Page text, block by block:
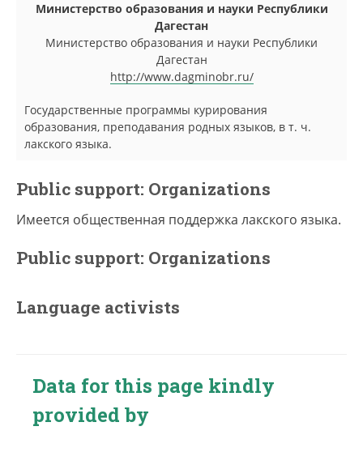
Министерство образования и науки Республики
Дагестан
Министерство образования и науки Республики
Дагестан
http://www.dagminobr.ru/
Государственные программы курирования
образования, преподавания родных языков, в т. ч.
лакского языка.
Public support: Organizations
Имеется общественная поддержка лакского языка.
Public support: Organizations
Language activists
Data for this page kindly
provided by